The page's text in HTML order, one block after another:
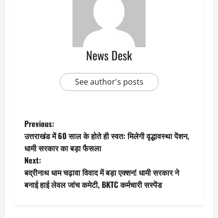
News Desk
See author's posts
P
o
s
t
Previous:
उत्तराखंड में 60 साल के होते ही स्वतः मिलेगी वृद्धावस्था पेंशन,
धामी सरकार का बड़ा फैसला
Next:
बद्रीनाथ धाम चढ़ावा विवाद में बड़ा एक्शन! धामी सरकार ने
बनाई हाई लेवल जांच कमेटी, BKTC कर्मचारी सस्पेंड